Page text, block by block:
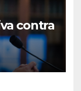
contra